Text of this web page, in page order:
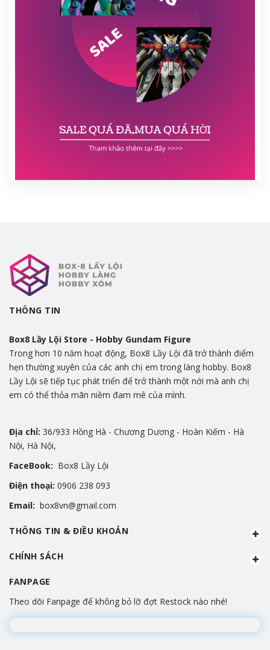
THÔNG TIN
Box8 Lầy Lội Store - Hobby Gundam Figure
Trong hơn 10 năm hoạt động, Box8 Lầy Lội đã trở thành điểm
hẹn thường xuyên của các anh chị em trong làng hobby. Box8
Lầy Lội sẽ tiếp tục phát triển để trở thành một nới mà anh chị
em có thể thỏa mãn niềm đam mê của mình.
Địa chỉ: 36/933 Hồng Hà - Chương Dương - Hoàn Kiếm - Hà
Nội, Hà Nội,
FaceBook: Box8 Lầy Lội
Điện thoại: 0906 238 093
Email: box8vn@gmail.com
THÔNG TIN & ĐIỀU KHOẢN
CHÍNH SÁCH
FANPAGE
Theo dõi Fanpage để không bỏ lỡ đợt Restock nào nhé!
Đang lắp ráp Fanpage...